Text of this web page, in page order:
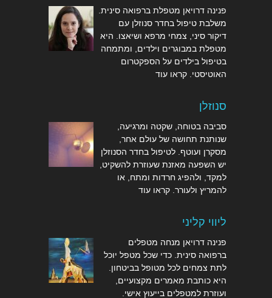
פנינה דרויאן מטפלת ברפואה סינית.
משלבת טיפול בחדר סנוזלן עם
דיקור סיני, צמחי מרפא ושיאצו. היא
מטפלת במבוגרים וילדים, ומתמחה
בטיפול בילדים על הספקטרום
האוטיסטי. קראו עוד
סנוזלן
סביבה בטוחה, שקטה ומרגיעה,
שנותנת תחושה של עולם אחר,
מסקרן ועוטף. לטיפול בחדר הסנוזלן
יש השפעה מאזנת שעוזרת להשקיט,
למקד, ולהפיג חרדות ומתח, או
להמריץ ולעורר. קראו עוד
ליווי קליני
פנינה דרויאן מנחה מטפלים
ברפואה סינית. כדי שכל מטפל יוכל
לתת צמחים לכל מטופל בביטחון.
היא כותבת מאמרים מקצועיים,
ועוזרת למטפלים בייעוץ אישי